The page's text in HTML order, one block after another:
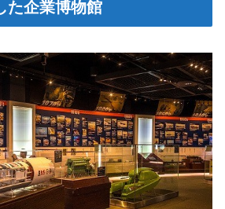
た企業博物館